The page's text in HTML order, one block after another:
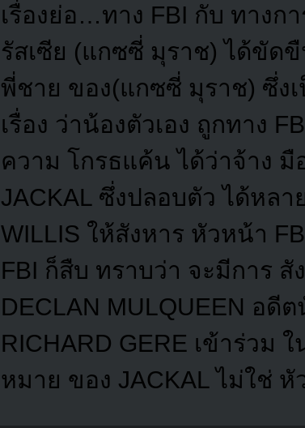
เรื่องย่อ…ทาง FBI กับ ทางก
รัสเซีย (แกซซี่ มุราช) ได้ขัด
พี่ชาย ของ(แกซซี่ มุราช) ซึ่ง
เรื่อง ว่าน้องตัวเอง ถูกทาง
ความ โกรธแค้น ได้ว่าจ้าง
JACKAL ซึ่งปลอบตัว ได้หล
WILLIS ให้สังหาร หัวหน้า
FBI ก็สืบ ทราบว่า จะมีการ
DECLAN MULQUEEN อดี
RICHARD GERE เข้าร่วม
หมาย ของ JACKAL ไม่ใช่